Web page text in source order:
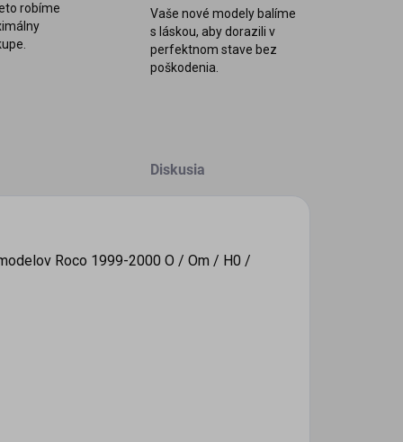
robíme
Vaše nové modely balíme
s láskou, aby dorazili v
perfektnom stave bez
poškodenia.
Diskusia
Roco 1999-2000 O / Om / H0 /